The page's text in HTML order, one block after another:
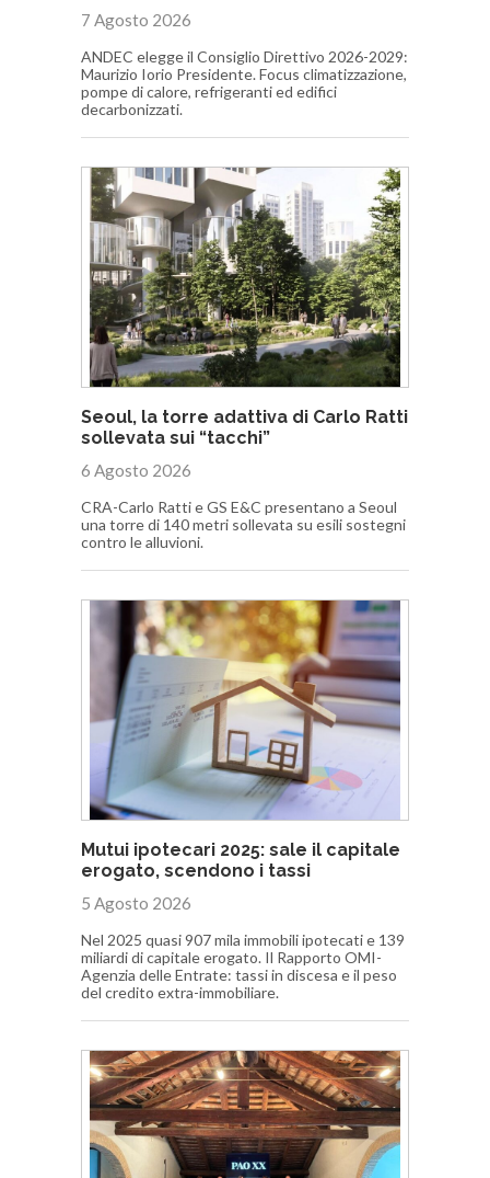
7 Agosto 2026
ANDEC elegge il Consiglio Direttivo 2026-2029:
Maurizio Iorio Presidente. Focus climatizzazione,
pompe di calore, refrigeranti ed edifici
decarbonizzati.
Seoul, la torre adattiva di Carlo Ratti
sollevata sui “tacchi”
6 Agosto 2026
CRA-Carlo Ratti e GS E&C presentano a Seoul
una torre di 140 metri sollevata su esili sostegni
contro le alluvioni.
Mutui ipotecari 2025: sale il capitale
erogato, scendono i tassi
5 Agosto 2026
Nel 2025 quasi 907 mila immobili ipotecati e 139
miliardi di capitale erogato. Il Rapporto OMI-
Agenzia delle Entrate: tassi in discesa e il peso
del credito extra-immobiliare.